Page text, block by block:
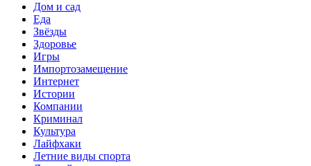
Дом и сад
Еда
Звёзды
Здоровье
Игры
Импортозамещение
Интернет
Истории
Компании
Криминал
Культура
Лайфхаки
Летние виды спорта